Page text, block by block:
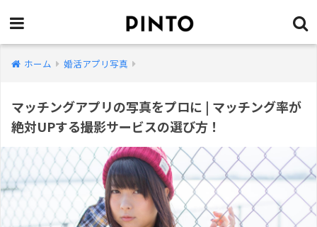
ホーム 婚活アプリ写真
マッチングアプリの写真をプロに | マッチング率が
絶対UPする撮影サービスの選び方！